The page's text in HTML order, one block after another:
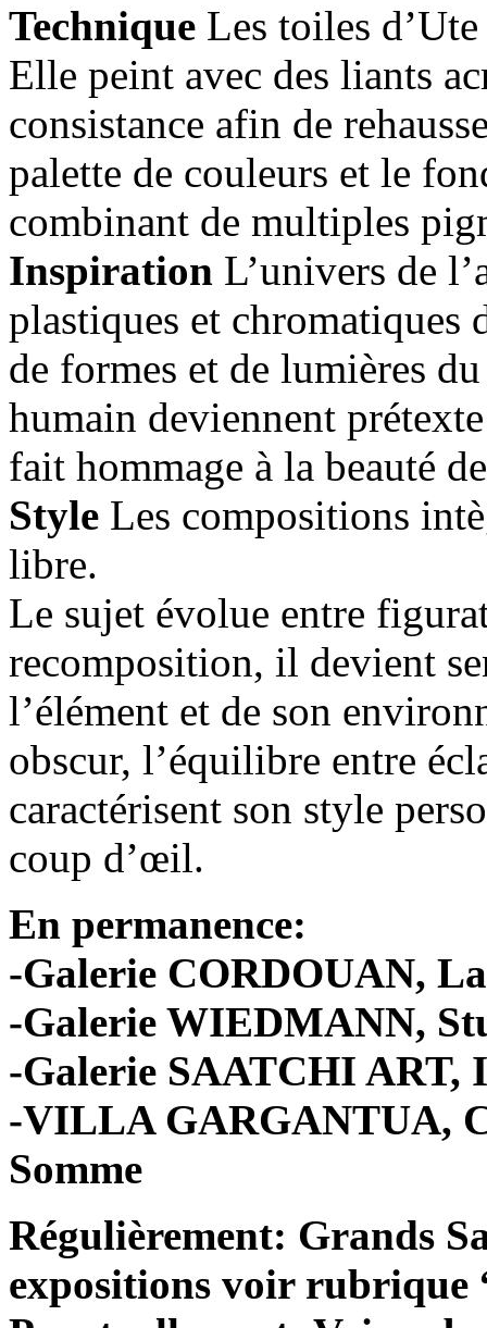
Technique Les toiles
Elle peint avec des liants
consistance afin de
palette de couleurs et le
combinant de multiples
Inspiration L’univers de
plastiques et chromatiques
de formes et de lumières
humain deviennent
fait hommage à la beauté
Style Les compositions
libre.
Le sujet évolue entre
recomposition, il devient
l’élément et de son
obscur, l’équilibre entre
caractérisent son style
coup d’œil.
En permanence:
-Galerie CORDOUAN,
-Galerie WIEDMANN,
-Galerie SAATCHI ART,
-VILLA GARGANTUA,
Somme
Régulièrement: Grands
expositions voir rubrique